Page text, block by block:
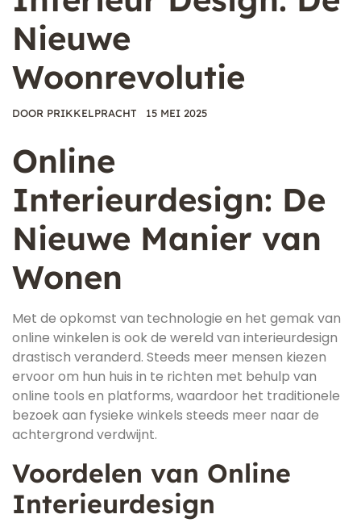
Nieuwe
Woonrevolutie
DOOR PRIKKELPRACHT 15 MEI 2025
Online
Interieurdesign: De
Nieuwe Manier van
Wonen
Met de opkomst van technologie en het gemak van
online winkelen is ook de wereld van interieurdesign
drastisch veranderd. Steeds meer mensen kiezen
ervoor om hun huis in te richten met behulp van
online tools en platforms, waardoor het traditionele
bezoek aan fysieke winkels steeds meer naar de
achtergrond verdwijnt.
Voordelen van Online
Interieurdesign